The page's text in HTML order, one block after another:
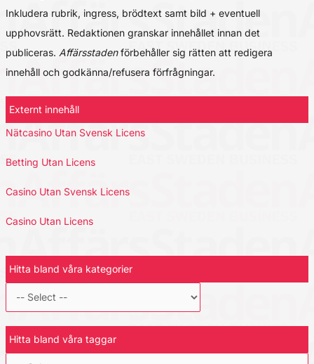
Inkludera rubrik, ingress, brödtext samt bild + eventuell
upphovsrätt. Redaktionen granskar innehållet innan det
publiceras. Affärsstadenförbehåller sig rätten att redigera
innehåll och godkänna/refusera förfrågningar.
Externt innehåll
Nätcasino Utan Svensk Licens
Betting Utan Licens
Casino Utan Svensk Licens
Casino Utan Licens
Hitta bland våra kategorier
Hitta bland våra taggar